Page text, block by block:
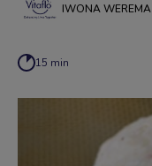
IWONA WEREMA
15 min